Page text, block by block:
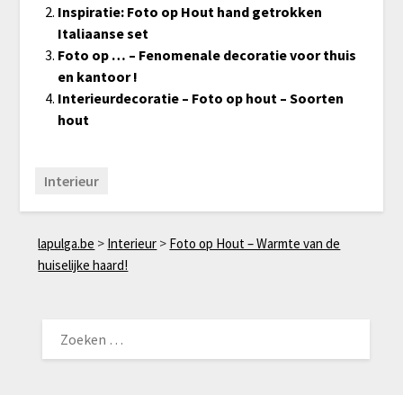
Inspiratie: Foto op Hout hand getrokken
Italiaanse set
Foto op … – Fenomenale decoratie voor thuis
en kantoor !
Interieurdecoratie – Foto op hout – Soorten
hout
Interieur
lapulga.be > Interieur > Foto op Hout – Warmte van de
huiselijke haard!
NAAR: